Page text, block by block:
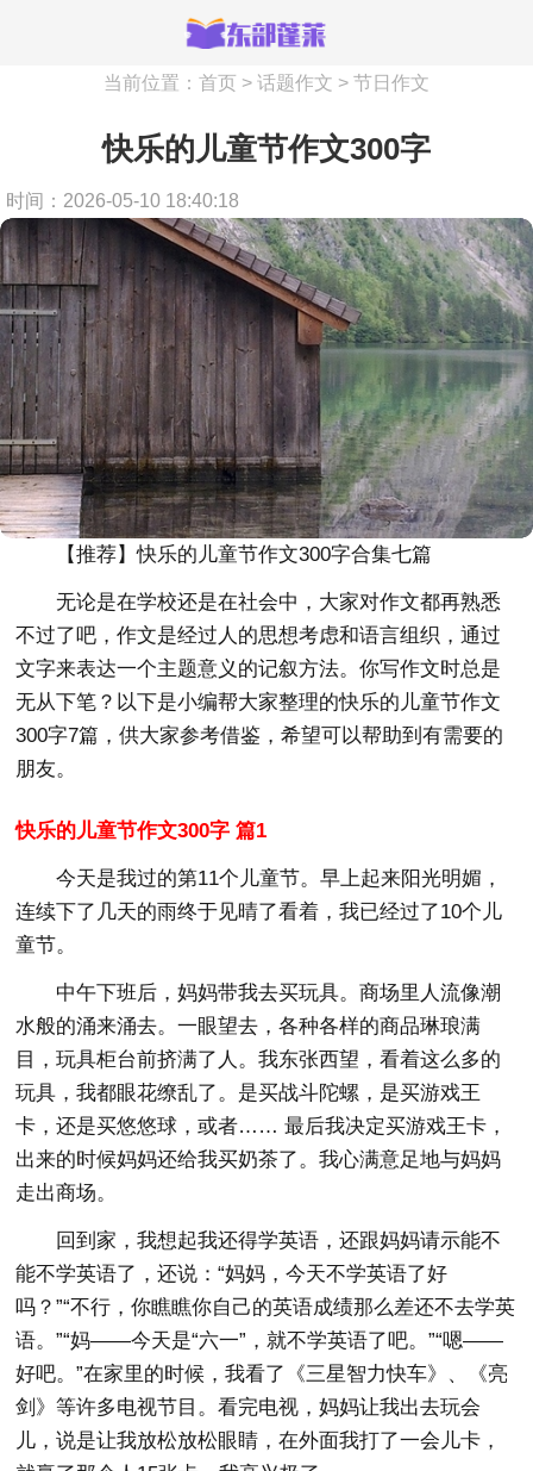
当前位置： 首页 > 话题作文 > 节日作文
快乐的儿童节作文300字
时间：2026-05-10 18:40:18
【推荐】快乐的儿童节作文300字合集七篇
无论是在学校还是在社会中，大家对作文都再熟悉
不过了吧，作文是经过人的思想考虑和语言组织，通过
文字来表达一个主题意义的记叙方法。你写作文时总是
无从下笔？以下是小编帮大家整理的快乐的儿童节作文
300字7篇，供大家参考借鉴，希望可以帮助到有需要的
朋友。
快乐的儿童节作文300字 篇1
今天是我过的第11个儿童节。早上起来阳光明媚，
连续下了几天的雨终于见晴了看着，我已经过了10个儿
童节。
中午下班后，妈妈带我去买玩具。商场里人流像潮
水般的涌来涌去。一眼望去，各种各样的商品琳琅满
目，玩具柜台前挤满了人。我东张西望，看着这么多的
玩具，我都眼花缭乱了。是买战斗陀螺，是买游戏王
卡，还是买悠悠球，或者…… 最后我决定买游戏王卡，
出来的时候妈妈还给我买奶茶了。我心满意足地与妈妈
走出商场。
回到家，我想起我还得学英语，还跟妈妈请示能不
能不学英语了，还说：“妈妈，今天不学英语了好
吗？”“不行，你瞧瞧你自己的英语成绩那么差还不去学英
语。”“妈——今天是“六一”，就不学英语了吧。”“嗯——
好吧。”在家里的时候，我看了《三星智力快车》、《亮
剑》等许多电视节目。看完电视，妈妈让我出去玩会
儿，说是让我放松放松眼睛，在外面我打了一会儿卡，